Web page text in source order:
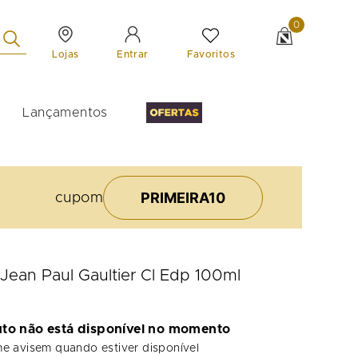
Lojas Entrar Favoritos
0
Lançamentos
cupom PRIMEIRA10
Paul Gaultier Cl Edp 100ml
não está disponível no momento
avisem quando estiver disponível